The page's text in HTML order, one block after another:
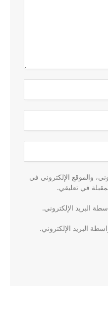
والموقع الإلكتروني في
في تعليقي.
البريد الإلكتروني.
البريد الإلكتروني.